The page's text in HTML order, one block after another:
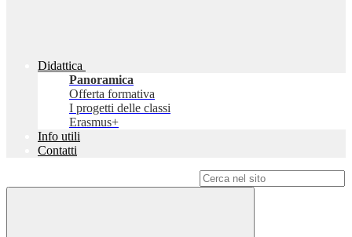
Didattica
Panoramica
Offerta formativa
I progetti delle classi
Erasmus+
Info utili
Contatti